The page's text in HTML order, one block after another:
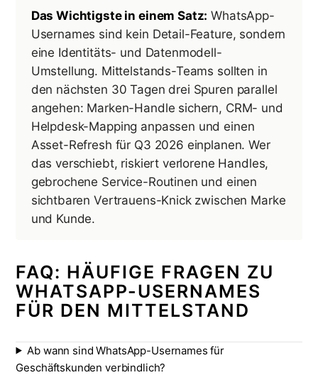
Das Wichtigste in einem Satz: WhatsApp-
Usernames sind kein Detail-Feature, sondern
eine Identitäts- und Datenmodell-
Umstellung. Mittelstands-Teams sollten in
den nächsten 30 Tagen drei Spuren parallel
angehen: Marken-Handle sichern, CRM- und
Helpdesk-Mapping anpassen und einen
Asset-Refresh für Q3 2026 einplanen. Wer
das verschiebt, riskiert verlorene Handles,
gebrochene Service-Routinen und einen
sichtbaren Vertrauens-Knick zwischen Marke
und Kunde.
FAQ: HÄUFIGE FRAGEN ZU
WHATSAPP-USERNAMES
FÜR DEN MITTELSTAND
Ab wann sind WhatsApp-Usernames für
Geschäftskunden verbindlich?